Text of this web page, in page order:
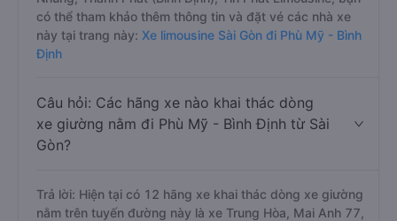
có thể tham khảo thêm thông tin và đặt vé các nhà xe
này tại trang này: Xe limousine Sài Gòn đi Phù Mỹ - Bình
Định
Câu hỏi: Các hãng xe nào khai thác dòng
xe giường nằm đi Phù Mỹ - Bình Định từ Sài
Gòn?
Trả lời: Hiện tại có 12 hãng xe khai thác dòng xe giường
nằm trên tuyến đường này là xe Trung Hòa, Mai Anh 77,